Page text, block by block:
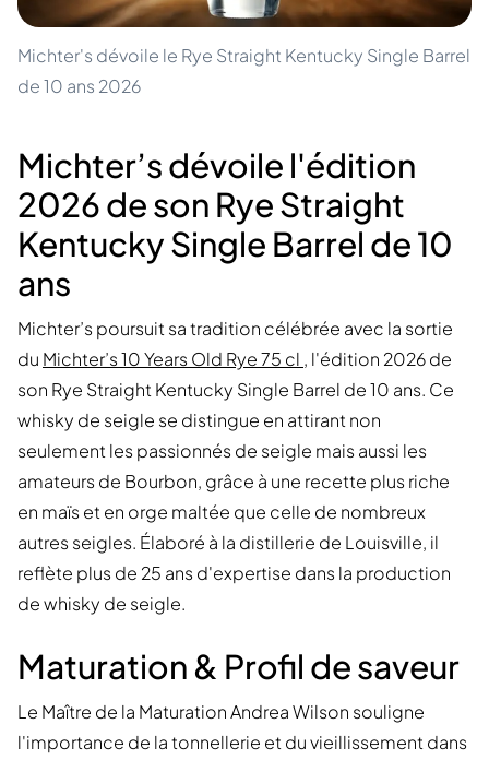
Michter's dévoile le Rye Straight Kentucky Single Barrel
de 10 ans 2026
Michter’s dévoile l'édition
2026 de son Rye Straight
Kentucky Single Barrel de 10
ans
Michter’s poursuit sa tradition célébrée avec la sortie
du Michter’s 10 Years Old Rye 75 cl , l'édition 2026 de
son Rye Straight Kentucky Single Barrel de 10 ans. Ce
whisky de seigle se distingue en attirant non
seulement les passionnés de seigle mais aussi les
amateurs de Bourbon, grâce à une recette plus riche
en maïs et en orge maltée que celle de nombreux
autres seigles. Élaboré à la distillerie de Louisville, il
reflète plus de 25 ans d'expertise dans la production
de whisky de seigle.
Maturation & Profil de saveur
Le Maître de la Maturation Andrea Wilson souligne
l'importance de la tonnellerie et du vieillissement dans